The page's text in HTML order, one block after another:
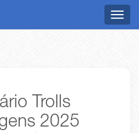
Menu
Trolls
2025